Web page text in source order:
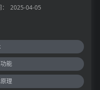
2025-04-05
能
理